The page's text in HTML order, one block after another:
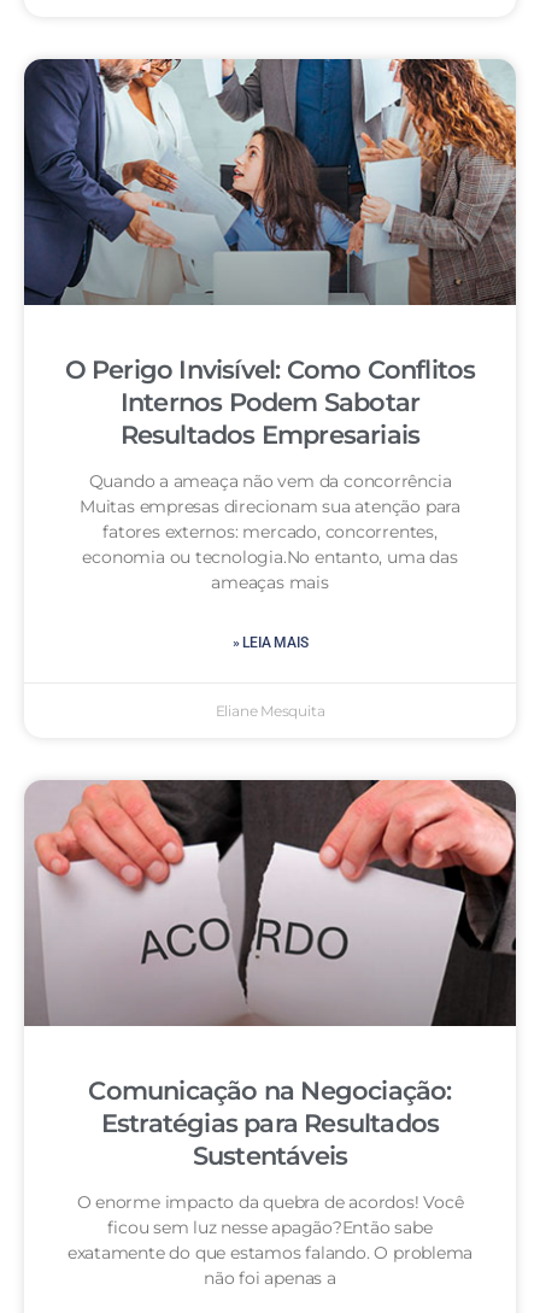
O Perigo Invisível: Como Conflitos
Internos Podem Sabotar
Resultados Empresariais
Quando a ameaça não vem da concorrência
Muitas empresas direcionam sua atenção para
fatores externos: mercado, concorrentes,
economia ou tecnologia.No entanto, uma das
ameaças mais
» LEIA MAIS
Eliane Mesquita
Comunicação na Negociação:
Estratégias para Resultados
Sustentáveis
O enorme impacto da quebra de acordos! Você
ficou sem luz nesse apagão?Então sabe
exatamente do que estamos falando. O problema
não foi apenas a